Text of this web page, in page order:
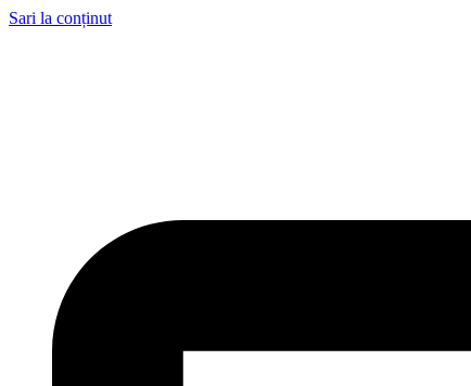
Sari la conținut